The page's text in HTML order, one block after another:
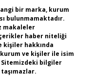
bir marka, kurum
bulunmamaktadır.
makaleler
haber niteliği
kişiler hakkında
kurum ve kişiler ile isim
bilgiler